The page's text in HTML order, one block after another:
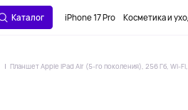
Каталог iPhone 17 Pro Косметика и
Планшет Apple iPad Air (5-го поколения), 256 Гб, Wi-